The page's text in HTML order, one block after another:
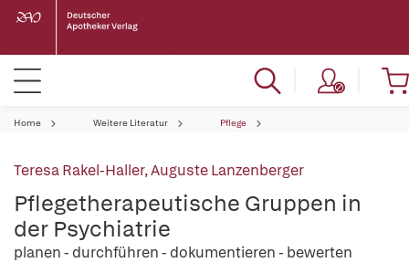
Home Weitere Literatur Pflege
Teresa Rakel-Haller,Auguste Lanzenberger
Pflegetherapeutische Gruppen in
der Psychiatrie
planen - durchführen - dokumentieren - bewerten